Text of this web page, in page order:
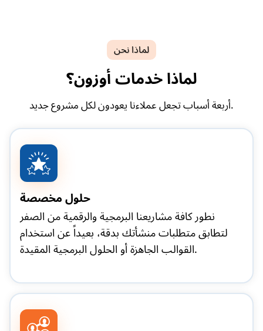
لماذا نحن
لماذا خدمات أوزون؟
أربعة أسباب تجعل عملاءنا يعودون لكل مشروع جديد.
حلول مخصصة
نطور كافة مشاريعنا البرمجية والرقمية من الصفر
لتطابق متطلبات منشأتك بدقة، بعيداً عن استخدام
القوالب الجاهزة أو الحلول البرمجية المقيدة.